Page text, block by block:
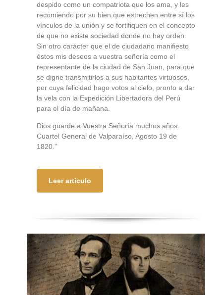
despido como un compatriota que los ama, y les
recomiendo por su bien que estrechen entre sí los
vínculos de la unión y se fortifiquen en el concepto
de que no existe sociedad donde no hay orden.
Sin otro carácter que el de ciudadano manifiesto
éstos mis deseos a vuestra señoría como el
representante de la ciudad de San Juan, para que
se digne transmitirlos a sus habitantes virtuosos,
por cuya felicidad hago votos al cielo, pronto a dar
la vela con la Expedición Libertadora del Perú
para el día de mañana.
Dios guarde a Vuestra Señoría muchos años.
Cuartel General de Valparaíso, Agosto 19 de
1820.”
Leer artículo